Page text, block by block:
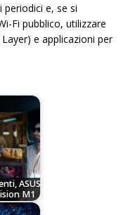
e, se si
Fi pubblico, utilizzare
e applicazioni per
ASUS
M1